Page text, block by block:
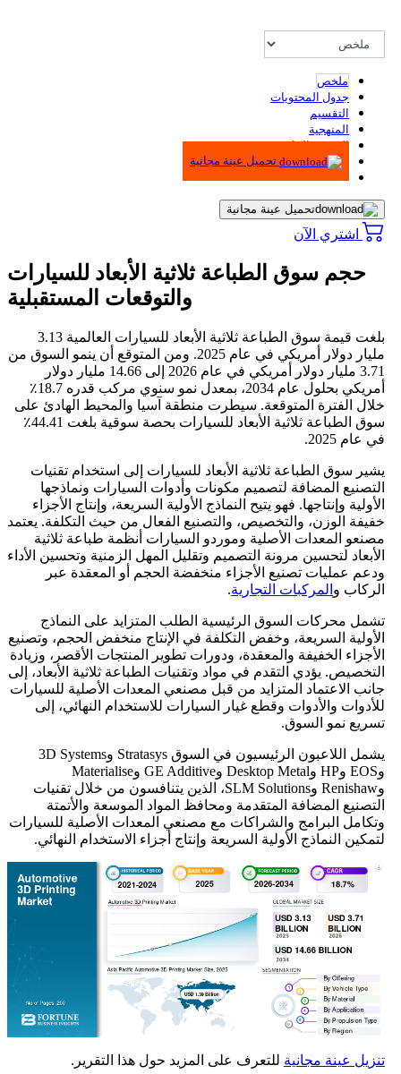
ملخص
جدول المحتويات
التقسيم
المنهجية
الرسوم البيانية
تحميل عينة مجانية
تحميل عينة مجانية
اشتري الآن
حجم سوق الطباعة ثلاثية الأبعاد للسيارات
والتوقعات المستقبلية
بلغت قيمة سوق الطباعة ثلاثية الأبعاد للسيارات العالمية 3.13
مليار دولار أمريكي في عام 2025. ومن المتوقع أن ينمو السوق من
3.71 مليار دولار أمريكي في عام 2026 إلى 14.66 مليار دولار
أمريكي بحلول عام 2034، بمعدل نمو سنوي مركب قدره 18.7٪
خلال الفترة المتوقعة. سيطرت منطقة آسيا والمحيط الهادئ على
سوق الطباعة ثلاثية الأبعاد للسيارات بحصة سوقية بلغت 44.41٪
في عام 2025.
يشير سوق الطباعة ثلاثية الأبعاد للسيارات إلى استخدام تقنيات
التصنيع المضافة لتصميم مكونات وأدوات السيارات ونماذجها
الأولية وإنتاجها. فهو يتيح النماذج الأولية السريعة، وإنتاج الأجزاء
خفيفة الوزن، والتخصيص، والتصنيع الفعال من حيث التكلفة. يعتمد
مصنعو المعدات الأصلية وموردو السيارات أنظمة طباعة ثلاثية
الأبعاد لتحسين مرونة التصميم وتقليل المهل الزمنية وتحسين الأداء
ودعم عمليات تصنيع الأجزاء منخفضة الحجم أو المعقدة عبر
الركاب و المركبات التجارية.
تشمل محركات السوق الرئيسية الطلب المتزايد على النماذج
الأولية السريعة، وخفض التكلفة في الإنتاج منخفض الحجم، وتصنيع
الأجزاء الخفيفة والمعقدة، ودورات تطوير المنتجات الأقصر، وزيادة
التخصيص. يؤدي التقدم في مواد وتقنيات الطباعة ثلاثية الأبعاد، إلى
جانب الاعتماد المتزايد من قبل مصنعي المعدات الأصلية للسيارات
للأدوات والأدوات وقطع غيار السيارات للاستخدام النهائي، إلى
تسريع نمو السوق.
يشمل اللاعبون الرئيسيون في السوق Stratasys و3D Systems
وEOS وHP وDesktop Metal وGE Additive وMaterialise
وRenishaw وSLM Solutions، الذين يتنافسون من خلال تقنيات
التصنيع المضافة المتقدمة ومحافظ المواد الموسعة والأتمتة
وتكامل البرامج والشراكات مع مصنعي المعدات الأصلية للسيارات
لتمكين النماذج الأولية السريعة وإنتاج أجزاء الاستخدام النهائي.
تنزيل عينة مجانيةللتعرف على المزيد حول هذا التقرير.